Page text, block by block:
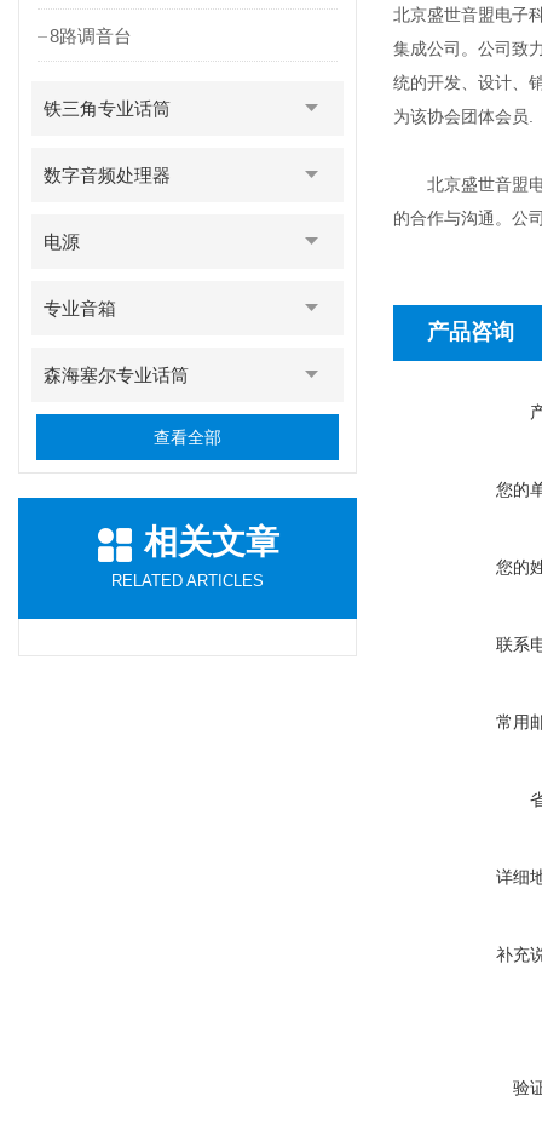
8路调音台
铁三角专业话筒
数字音频处理器
电源
专业音箱
森海塞尔专业话筒
查看全部
相关文章
RELATED ARTICLES
北京盛世音盟电子
集成公司。公司致
统的开发、设计、
为该协会团体会员.
北京盛世音盟电
的合作与沟通。公
产品咨询
您的
您的
联系
常用
详细
补充
验